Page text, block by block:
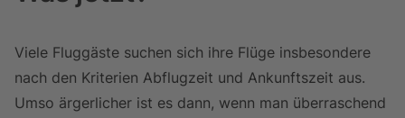
Viele Fluggäste suchen sich ihre Flüge insbesondere
nach den Kriterien Abflugzeit und Ankunftszeit aus.
Umso ärgerlicher ist es dann, wenn man überraschend